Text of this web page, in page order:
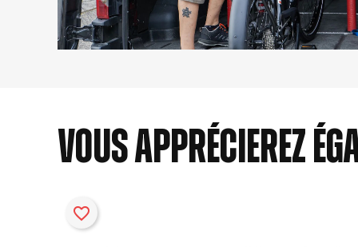
Vous apprécierez
favorite_border